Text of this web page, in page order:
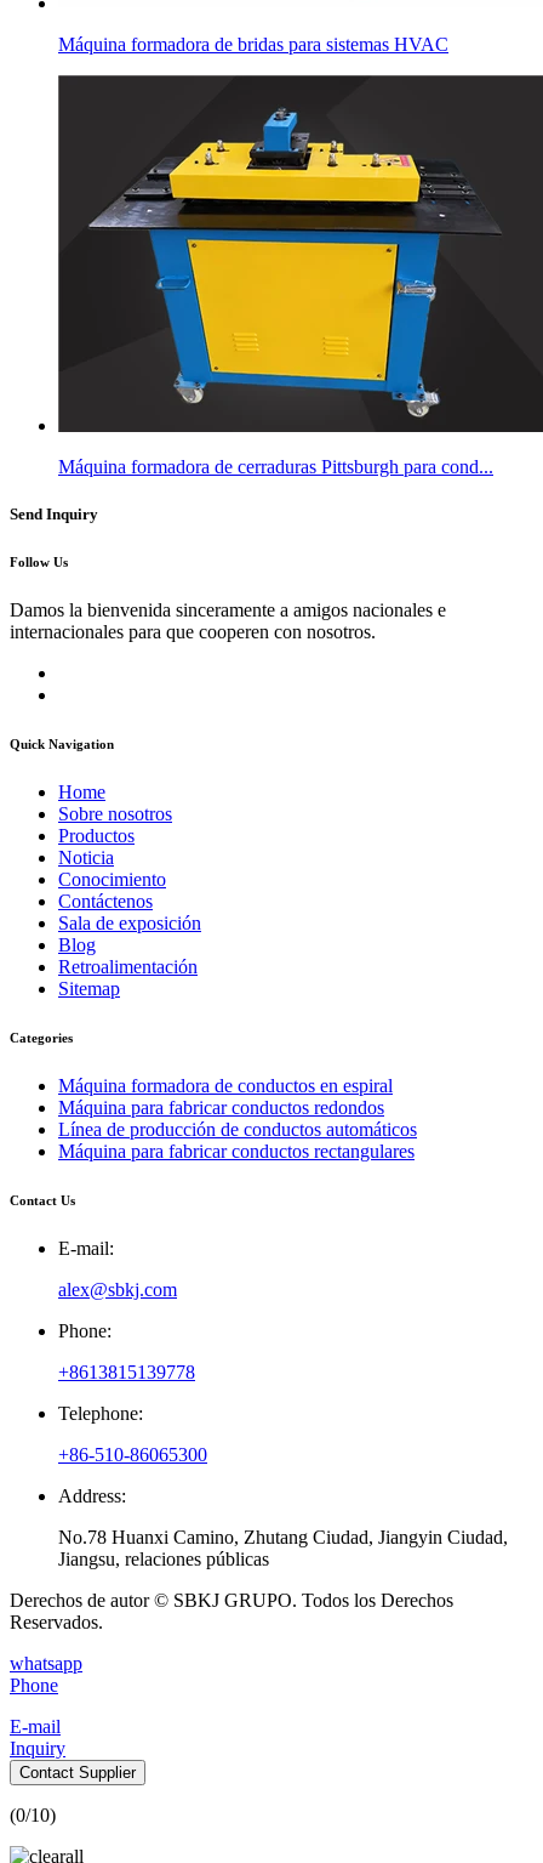
Máquina formadora de bridas para sistemas HVAC
Máquina formadora de cerraduras Pittsburgh para cond...
Send Inquiry
Follow Us
Damos la bienvenida sinceramente a amigos nacionales e
internacionales para que cooperen con nosotros.
Quick Navigation
Home
Sobre nosotros
Productos
Noticia
Conocimiento
Contáctenos
Sala de exposición
Blog
Retroalimentación
Sitemap
Categories
Máquina formadora de conductos en espiral
Máquina para fabricar conductos redondos
Línea de producción de conductos automáticos
Máquina para fabricar conductos rectangulares
Contact Us
E-mail:
alex@sbkj.com
Phone:
+8613815139778
Telephone:
+86-510-86065300
Address:
No.78 Huanxi Camino, Zhutang Ciudad, Jiangyin Ciudad,
Jiangsu, relaciones públicas
Derechos de autor © SBKJ GRUPO. Todos los Derechos
Reservados.
whatsapp
Phone
E-mail
Inquiry
Contact Supplier
(0/10)